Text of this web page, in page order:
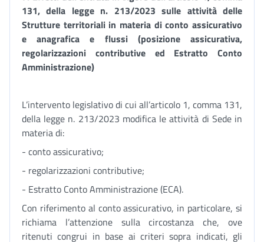
131, della legge n. 213/2023 sulle attività delle
Strutture territoriali in materia di conto assicurativo
e anagrafica e flussi (posizione assicurativa,
regolarizzazioni contributive ed Estratto Conto
Amministrazione)
L’intervento legislativo di cui all’articolo 1, comma 131,
della legge n. 213/2023 modifica le attività di Sede in
materia di:
- conto assicurativo;
- regolarizzazioni contributive;
- Estratto Conto Amministrazione (ECA).
Con riferimento al conto assicurativo, in particolare, si
richiama l’attenzione sulla circostanza che, ove
ritenuti congrui in base ai criteri sopra indicati, gli